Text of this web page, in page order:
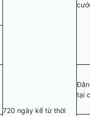
720 ngày kể từ thời
tại